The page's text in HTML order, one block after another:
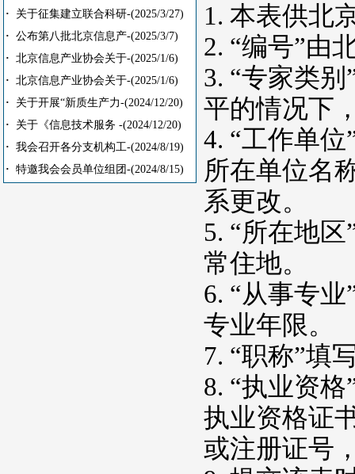
·
关于征集建立联合科研-(2025/3/27)
· 公布第八批北京信息产-(2025/3/7)
· 北京信息产业协会关于-(2025/1/6)
· 北京信息产业协会关于-(2025/1/6)
·
关于开展“新质生产力-(2024/12/20)
·
关于《信息技术服务 -(2024/12/20)
· 我会召开各分支机构工-(2024/8/19)
· 特邀我会会员单位组团-(2024/8/15)
1. 本表供北
2. “编号”由
3. “专家类
平的情况下
4. “工作单
所在单位名
系更改。
5. “所在地
常住地。
6. “从事专
专业年限。
7. “职称”填
8. “执业资
执业资格证
或注册证号